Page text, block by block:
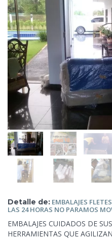
Detalle de: EMBALAJES
LAS 24 HORAS NO PARAMOS
EMBALAJES CUIDADOS DE
HERRAMIENTAS QUE